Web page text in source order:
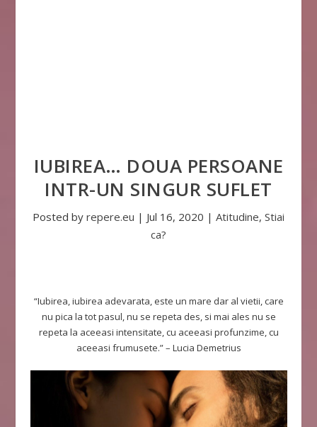
IUBIREA… DOUA PERSOANE
INTR-UN SINGUR SUFLET
Posted by repere.eu | Jul 16, 2020 | Atitudine, Stiai
ca?
“Iubirea, iubirea adevarata, este un mare dar al vietii, care
nu pica la tot pasul, nu se repeta des, si mai ales nu se
repeta la aceeasi intensitate, cu aceeasi profunzime, cu
aceeasi frumusete.” – Lucia Demetrius